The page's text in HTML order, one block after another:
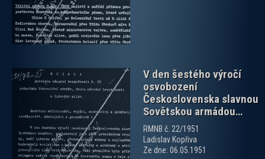
V den šestého výročí
osvobození
Československa slavnou
Sovětskou armádou…
RMNB č. 22/1951
Ladislav Kopřiva
Ze dne: 06.05.1951
zobrazit PDF dokument